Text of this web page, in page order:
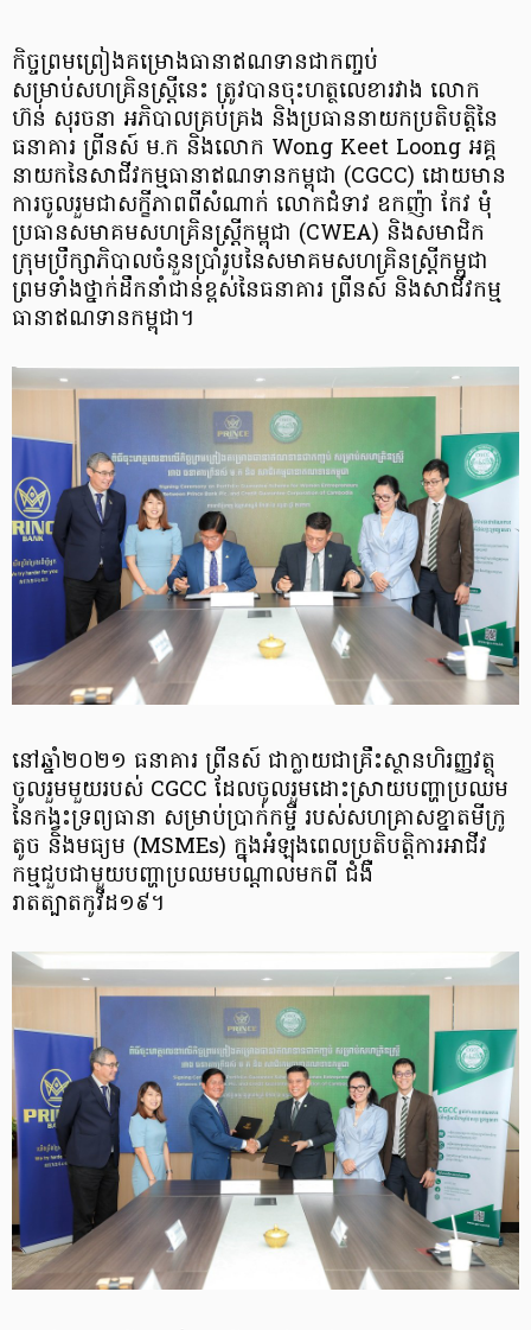
កិច្ចព្រមព្រៀងគម្រោងធានាឥណទានជាកញ្ចប់
សម្រាប់សហគ្រិនស្រ្តីនេះ ត្រូវបានចុះហត្ថលេខារវាង លោក
ហ៊ន់ សុរចនា អភិបាលគ្រប់គ្រង និងប្រធាននាយកប្រតិបត្តិនៃ
ធនាគារ ព្រីនស៍ ម.ក និងលោក Wong Keet Loong អគ្គ
នាយកនៃសាជីវកម្មធានាឥណទានកម្ពុជា (CGCC) ដោយមាន
ការចូលរួមជាសក្ខីភាពពីសំណាក់ លោកជំទាវ ឧកញ៉ា កែវ មុំ
ប្រធានសមាគមសហគ្រិនស្ត្រីកម្ពុជា (CWEA) និងសមាជិក
ក្រុមប្រឹក្សាភិបាលចំនួនប្រាំរូបនៃសមាគមសហគ្រិនស្ត្រីកម្ពុជា
ព្រមទាំងថ្នាក់ដឹកនាំជាន់ខ្ពស់នៃធនាគារ ព្រីនស៍ និងសាជីវកម្ម
ធានាឥណទានកម្ពុជា។
នៅឆ្នាំ២០២១ ធនាគារ ព្រីនស៍ ជាក្លាយជាគ្រឹះស្ថានហិរញ្ញវត្ថុ
ចូលរួមមួយរបស់ CGCC ដែលចូលរួមដោះស្រាយបញ្ហាប្រឈម
នៃកង្វះទ្រព្យធានា សម្រាប់ប្រាក់កម្ចី របស់សហគ្រាសខ្នាតមីក្រូ
តូច និងមធ្យម (MSMEs) ក្នុងអំឡុងពេលប្រតិបត្តិការអាជីវ
កម្មជួបជាមួយបញ្ហាប្រឈមបណ្តាលមកពី ជំងឺ
រាតត្បាតកូវីដ១៩។